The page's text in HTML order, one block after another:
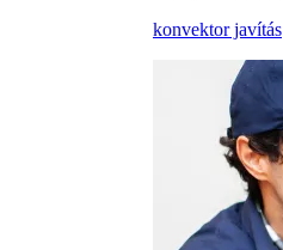
konvektor javítás